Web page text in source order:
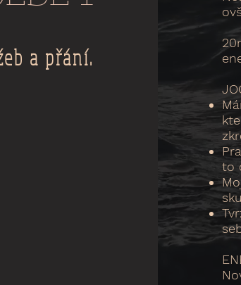
a přání.
to